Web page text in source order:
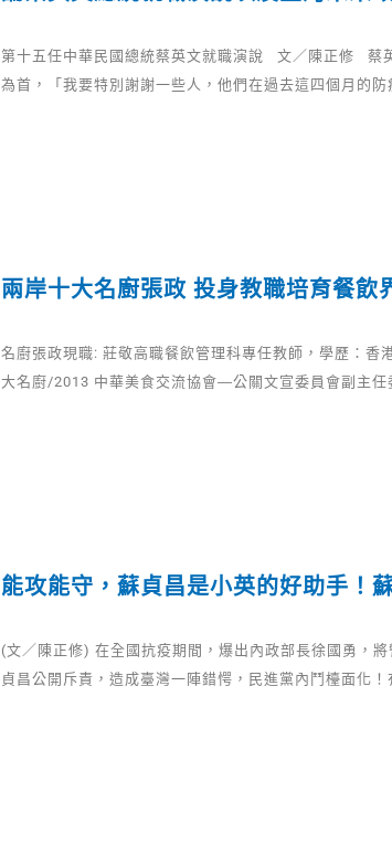
第十五任中華民國總統蔡英文就職演說 文／陳正修 蔡
為首，「我要特別謝謝一些人，他們在過去這四個月的防
兩岸十大名廚張政 投身教職培育餐飲
名廚張政現職: 莊敬高職餐飲管理科專任教師，學歷：香
大名廚/2013 中華美食交流協會―公關文宣委員會副主任
能攻能守，蘇貞昌是小英的好助手！
(文／陳正修) 在全國抗疫期間，爆出內政部長徐國勇，
貞昌公開斥責，造成臺灣一陣錯愕，民進黨內鬥檯面化